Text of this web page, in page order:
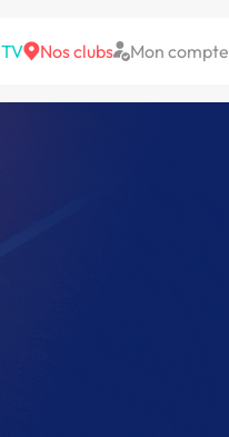
Nos clubs Mon compte